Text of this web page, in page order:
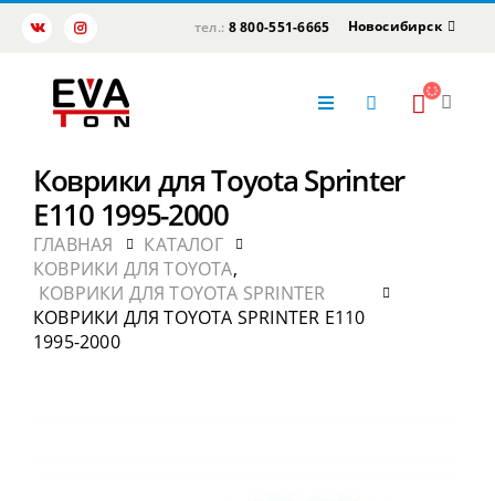
тел.: 8 800-551-6665 Новосибирск
Коврики для Toyota Sprinter
E110 1995-2000
ГЛАВНАЯ
КАТАЛОГ
КОВРИКИ ДЛЯ TOYOTA,
КОВРИКИ ДЛЯ TOYOTA SPRINTER
КОВРИКИ ДЛЯ TOYOTA SPRINTER E110
1995-2000